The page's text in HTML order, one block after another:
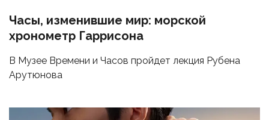
Часы, изменившие мир: морской
хронометр Гаррисона
В Музее Времени и Часов пройдет лекция Рубена
Арутюнова